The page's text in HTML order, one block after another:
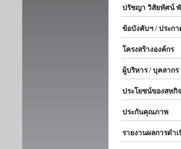
ปรัชญา วิสัยทัศน์ พั
ข้อบังคับฯ / ประกา
โครงสร้างองค์กร
ผู้บริหาร / บุคลากร
ประโยชน์ของสหกิ
ประกันคุณภาพ
รายงานผลการดำเ